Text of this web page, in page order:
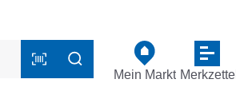
Mein Markt Merkzettel